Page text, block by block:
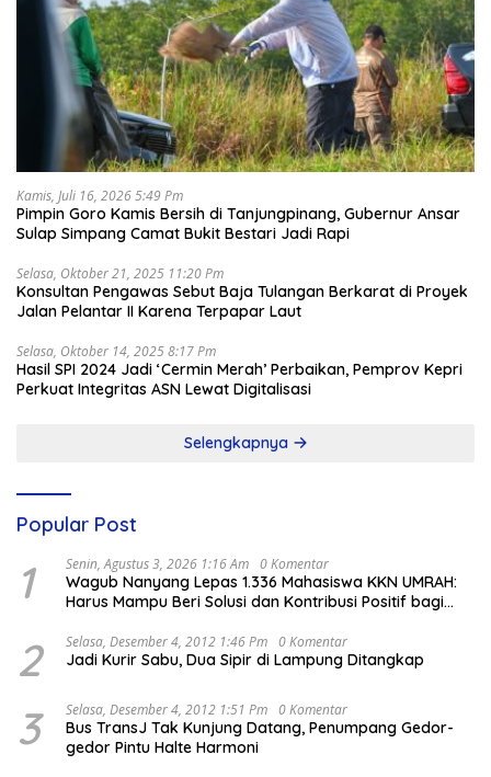
Kamis, Juli 16, 2026 5:49 Pm
Pimpin Goro Kamis Bersih di Tanjungpinang, Gubernur Ansar
Sulap Simpang Camat Bukit Bestari Jadi Rapi
Selasa, Oktober 21, 2025 11:20 Pm
Konsultan Pengawas Sebut Baja Tulangan Berkarat di Proyek
Jalan Pelantar II Karena Terpapar Laut
Selasa, Oktober 14, 2025 8:17 Pm
Hasil SPI 2024 Jadi ‘Cermin Merah’ Perbaikan, Pemprov Kepri
Perkuat Integritas ASN Lewat Digitalisasi
Selengkapnya
Popular Post
1 Senin, Agustus 3, 2026 1:16 Am 0 Komentar
Wagub Nanyang Lepas 1.336 Mahasiswa KKN UMRAH:
Harus Mampu Beri Solusi dan Kontribusi Positif bagi
2 Selasa, Desember 4, 2012 1:46 Pm 0 Komentar
Jadi Kurir Sabu, Dua Sipir di Lampung Ditangkap
3 Selasa, Desember 4, 2012 1:51 Pm 0 Komentar
Bus TransJ Tak Kunjung Datang, Penumpang Gedor-
gedor Pintu Halte Harmoni